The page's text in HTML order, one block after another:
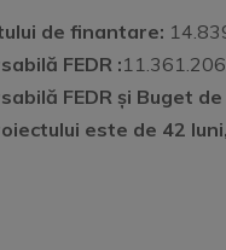
de finantare:
FEDR :
FEDR și Buget
este de 42 luni,